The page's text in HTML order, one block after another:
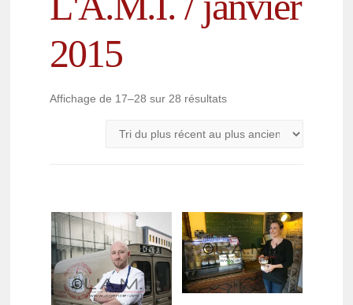
2015
Affichage de 17–28 sur 28 résultats